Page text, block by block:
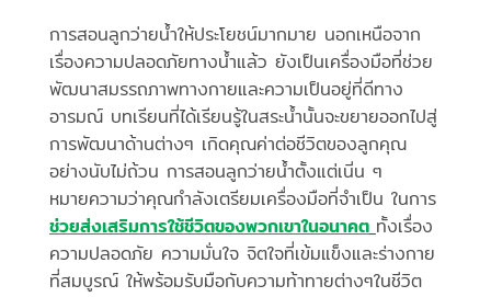
การสอนลูกว่ายน้ำให้ประโยชน์มากมาย นอกเหนือจาก
เรื่องความปลอดภัยทางน้ำแล้ว ยังเป็นเครื่องมือที่ช่วย
พัฒนาสมรรถภาพทางกายและความเป็นอยู่ที่ดีทาง
อารมณ์ บทเรียนที่ได้เรียนรู้ในสระน้ำนั้นจะขยายออกไปสู่
การพัฒนาด้านต่างๆ เกิดคุณค่าต่อชีวิตของลูกคุณ
อย่างนับไม่ถ้วน การสอนลูกว่ายน้ำตั้งแต่เนิ่น ๆ
หมายความว่าคุณกำลังเตรียมเครื่องมือที่จำเป็น ในการ
ช่วยส่งเสริมการใช้ชีวิตของพวกเขาในอนาคต ทั้งเรื่อง
ความปลอดภัย ความมั่นใจ จิตใจที่เข้มแข็งและร่างกาย
ที่สมบูรณ์ ให้พร้อมรับมือกับความท้าทายต่างๆในชีวิต